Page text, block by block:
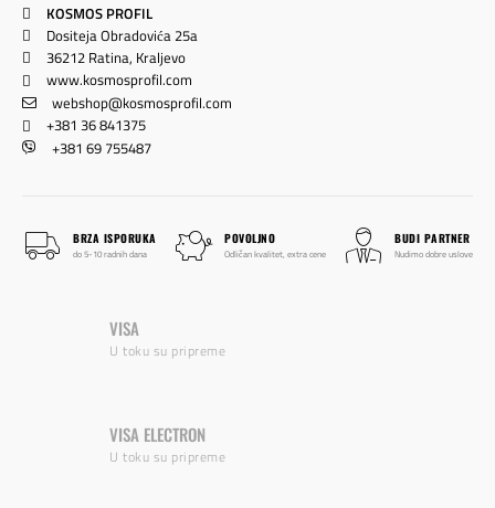
KOSMOS PROFIL
Dositeja Obradovića 25a
36212 Ratina, Kraljevo
www.kosmosprofil.com
webshop@kosmosprofil.com
+381 36 841375
+381 69 755487
BRZA ISPORUKA
do 5-10 radnih dana
POVOLJNO
Odličan kvalitet, extra cene
BUDI PARTNER
Nudimo dobre uslove
VISA
U toku su pripreme
VISA ELECTRON
U toku su pripreme